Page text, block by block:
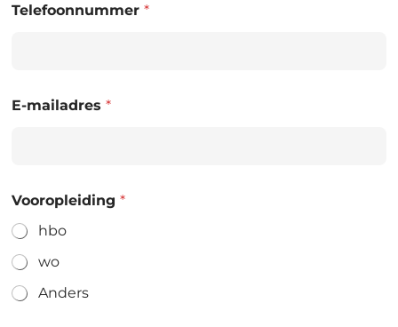
Telefoonnummer *
E-mailadres *
Vooropleiding *
hbo
wo
Anders